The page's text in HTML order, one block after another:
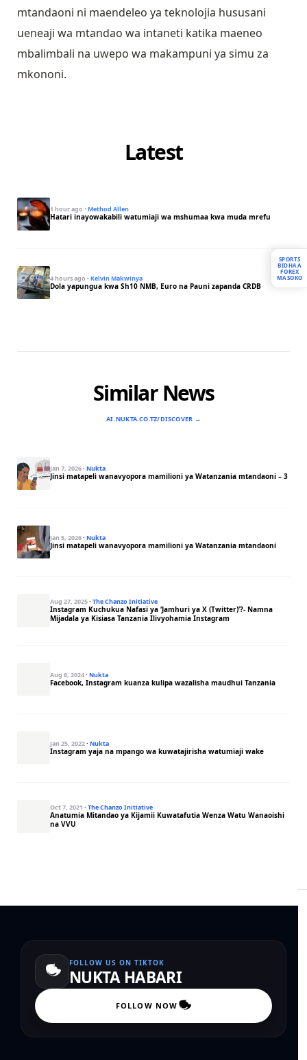
mtandaoni ni maendeleo ya teknolojia hususani
ueneaji wa mtandao wa intaneti katika maeneo
mbalimbali na uwepo wa makampuni ya simu za
mkononi.
Latest
1 hour ago · Method Allen
Hatari inayowakabili watumiaji wa mshumaa kwa muda mrefu
4 hours ago · Kelvin Makwinya
Dola yapungua kwa Sh10 NMB, Euro na Pauni zapanda CRDB
Similar News
AI.NUKTA.CO.TZ/DISCOVER →
Jan 7, 2026· Nukta
Jinsi matapeli wanavyopora mamilioni ya Watanzania mtandaoni – 3
Jan 5, 2026· Nukta
Jinsi matapeli wanavyopora mamilioni ya Watanzania mtandaoni
Aug 27, 2025· The Chanzo Initiative
Instagram Kuchukua Nafasi ya ‘Jamhuri ya X (Twitter)’?- Namna
Mijadala ya Kisiasa Tanzania Ilivyohamia Instagram
Aug 8, 2024· Nukta
Facebook, Instagram kuanza kulipa wazalisha maudhui Tanzania
Jan 25, 2022· Nukta
Instagram yaja na mpango wa kuwatajirisha watumiaji wake
Oct 7, 2021 · The Chanzo Initiative
Anatumia Mitandao ya Kijamii Kuwatafutia Wenza Watu Wanaoishi
na VVU
SPORTS
BIDHAA
FOREX
MASOKO
FOLLOW US ON TIKTOK
NUKTA HABARI
FOLLOW NOW